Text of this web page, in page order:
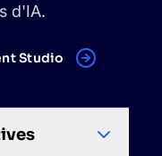
d'IA.
Studio